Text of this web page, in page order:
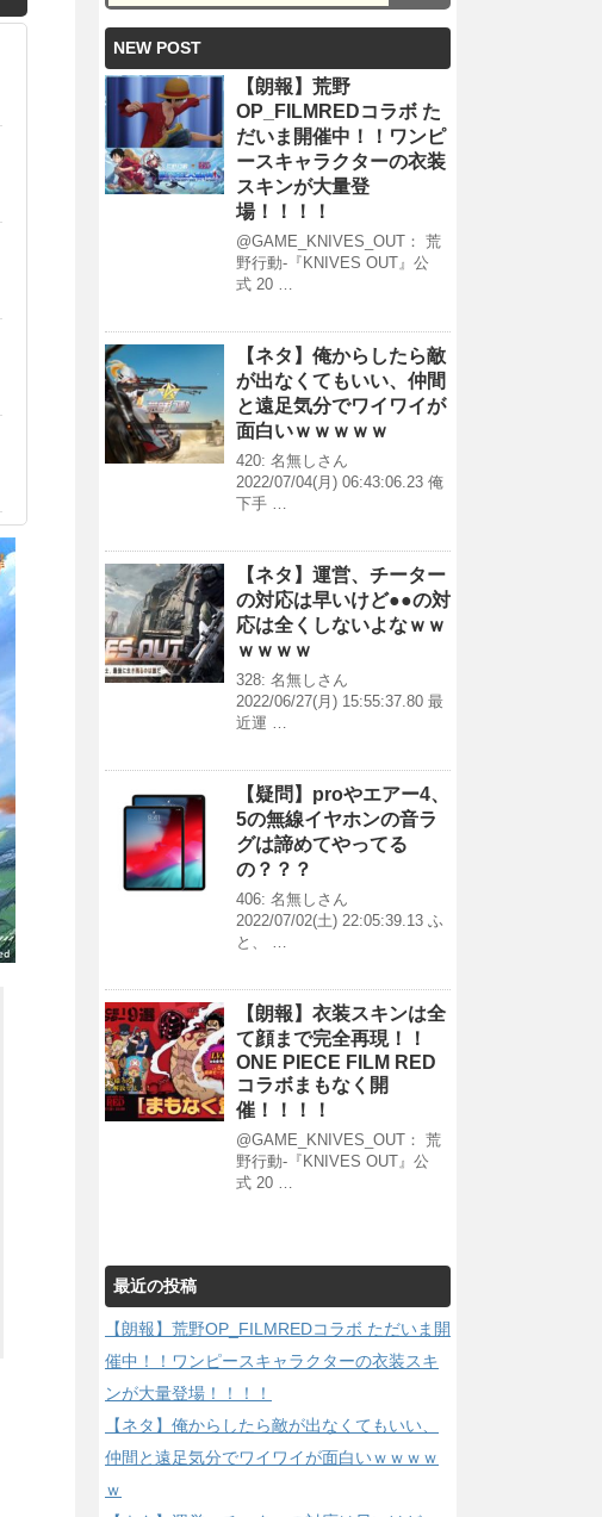
NEW POST
【朗報】荒野
OP_FILMREDコラボ た
だいま開催中！！ワンピ
ースキャラクターの衣装
スキンが大量登
場！！！！
@GAME_KNIVES_OUT： 荒
野行動-『KNIVES OUT』公
式 20 …
【ネタ】俺からしたら敵
が出なくてもいい、仲間
と遠足気分でワイワイが
面白いｗｗｗｗｗ
420: 名無しさん
2022/07/04(月) 06:43:06.23 俺
下手 …
【ネタ】運営、チーター
の対応は早いけど●●の対
応は全くしないよなｗｗ
ｗｗｗｗ
328: 名無しさん
2022/06/27(月) 15:55:37.80 最
近運 …
【疑問】proやエアー4、
5の無線イヤホンの音ラ
グは諦めてやってる
の？？？
406: 名無しさん
2022/07/02(土) 22:05:39.13 ふ
と、 …
【朗報】衣装スキンは全
て顔まで完全再現！！
ONE PIECE FILM RED
コラボまもなく開
催！！！！
@GAME_KNIVES_OUT： 荒
野行動-『KNIVES OUT』公
式 20 …
最近の投稿
【朗報】荒野OP_FILMREDコラボ ただいま開
催中！！ワンピースキャラクターの衣装スキ
ンが大量登場！！！！
【ネタ】俺からしたら敵が出なくてもいい、
仲間と遠足気分でワイワイが面白いｗｗｗｗ
ｗ